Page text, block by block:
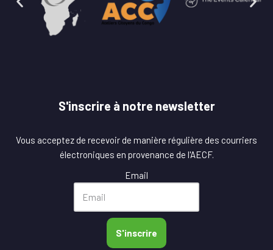
S'inscrire à notre newsletter
Vous acceptez de recevoir de manière régulière des courriers
électroniques en provenance de l'AECF.
Email
S'inscrire